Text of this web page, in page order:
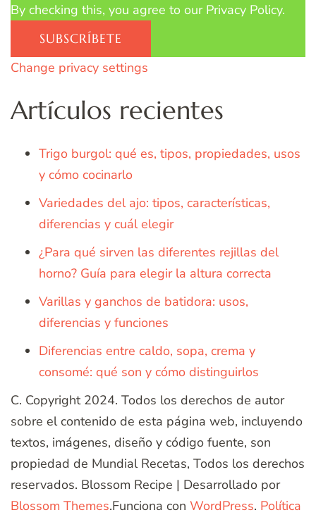
By checking this, you agree to our Privacy Policy.
Change privacy settings
Artículos recientes
Trigo burgol: qué es, tipos, propiedades, usos
y cómo cocinarlo
Variedades del ajo: tipos, características,
diferencias y cuál elegir
¿Para qué sirven las diferentes rejillas del
horno? Guía para elegir la altura correcta
Varillas y ganchos de batidora: usos,
diferencias y funciones
Diferencias entre caldo, sopa, crema y
consomé: qué son y cómo distinguirlos
C. Copyright 2024. Todos los derechos de autor
sobre el contenido de esta página web, incluyendo
textos, imágenes, diseño y código fuente, son
propiedad de Mundial Recetas, Todos los derechos
reservados. Blossom Recipe | Desarrollado por
Blossom Themes.Funciona con WordPress. Política